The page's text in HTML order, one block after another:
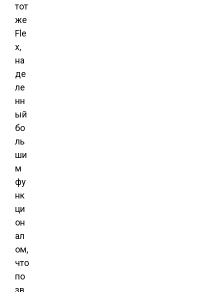
тот
же
Fle
x,
на
де
ле
нн
ый
бо
ль
ши
м
фу
нк
ци
он
ал
ом,
что
по
зв